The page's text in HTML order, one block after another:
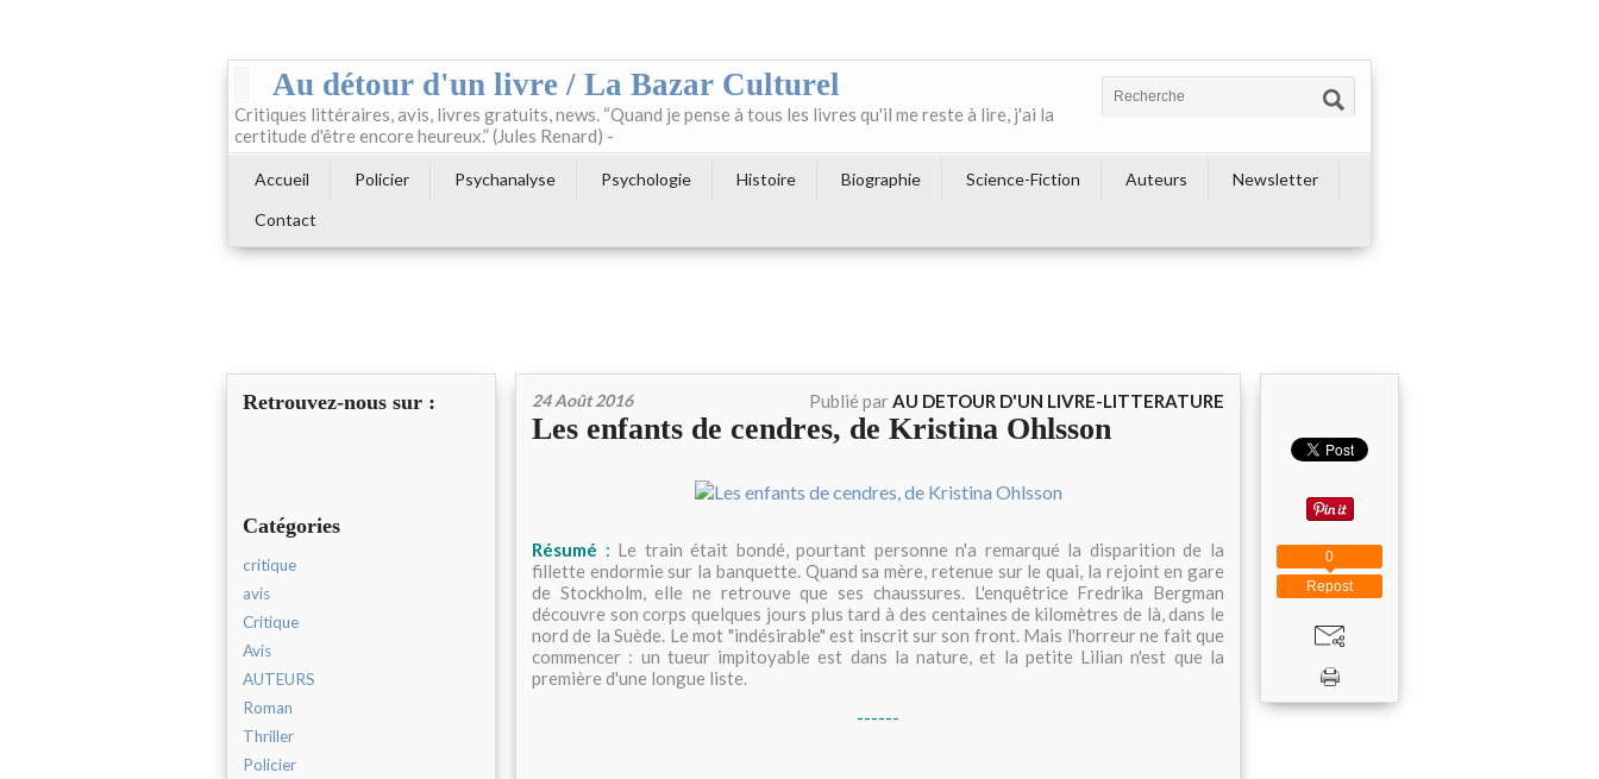
Au détour d'un livre / La Bazar Culturel
Critiques littéraires, avis, livres gratuits, news. “Quand je pense à tous les livres qu'il me reste à lire, j'ai la
certitude d'être encore heureux.” (Jules Renard) -
Accueil Policier Psychanalyse Psychologie Histoire Biographie Science-Fiction Auteurs
Newsletter
Contact
Retrouvez-nous sur :
Catégories
critique
avis
Critique
Avis
AUTEURS
Roman
Thriller
Policier
24 Août 2016 Publié parAU DETOUR D'UN LIVRE-LITTERATURE
Les enfants de cendres, de Kristina Ohlsson
Résumé : Le train était bondé, pourtant personne n'a remarqué la disparition de la
fillette endormie sur la banquette. Quand sa mère, retenue sur le quai, la rejoint en gare
de Stockholm, elle ne retrouve que ses chaussures. L'enquêtrice Fredrika Bergman
découvre son corps quelques jours plus tard à des centaines de kilomètres de là, dans le
nord de la Suède. Le mot "indésirable" est inscrit sur son front. Mais l'horreur ne fait que
commencer : un tueur impitoyable est dans la nature, et la petite Lilian n'est que la
première d'une longue liste.
------
Repost
0